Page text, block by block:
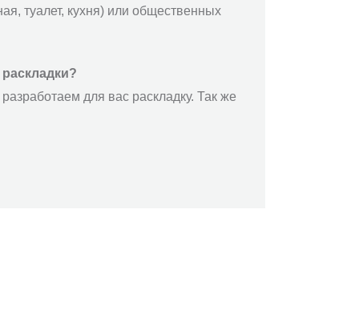
туалет, кухня) или общественных
для вас раскладку. Так же